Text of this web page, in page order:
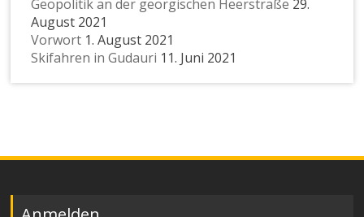
Geopolitik an der georgischen Heerstraße 29.
August 2021
Vorwort 1. August 2021
Skifahren in Gudauri 11. Juni 2021